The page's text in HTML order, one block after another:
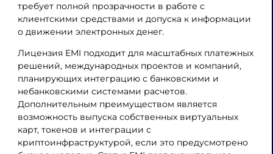
требует полной прозрачности в работе с
клиентскими средствами и допуска к информации
о движении электронных денег.
Лицензия EMI подходит для масштабных платежных
решений, международных проектов и компаний,
планирующих интеграцию с банковскими и
небанковскими системами расчетов.
Дополнительным преимуществом является
возможность выпуска собственных виртуальных
карт, токенов и интеграции с
криптоинфраструктурой, если это предусмотрено